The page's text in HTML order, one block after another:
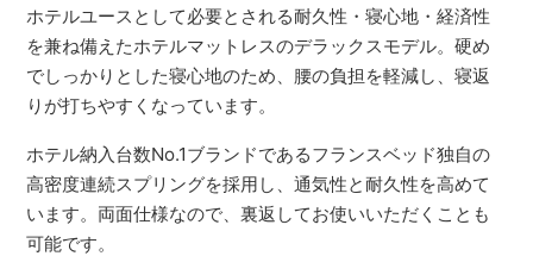
ホテルユースとして必要とされる耐久性・寝心地・経済性
を兼ね備えたホテルマットレスのデラックスモデル。硬め
でしっかりとした寝心地のため、腰の負担を軽減し、寝返
りが打ちやすくなっています。
ホテル納入台数No.1ブランドであるフランスベッド独自の
高密度連続スプリングを採用し、通気性と耐久性を高めて
います。両面仕様なので、裏返してお使いいただくことも
可能です。